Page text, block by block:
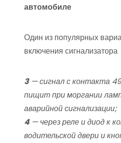
автомобиле
Один из популярных
включения сигнализатора
3— сигнал с контакта
пищит при моргании
аварийной сигнализации;
4— через реле и диод к
водительской двери и